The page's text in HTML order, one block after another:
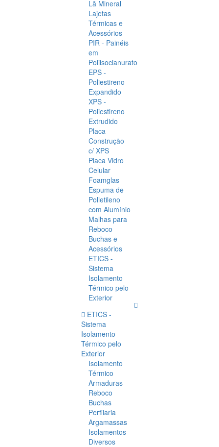
Lã Mineral
Lajetas
Térmicas e
Acessórios
PIR - Painéis
em
Poliisocianurato
EPS -
Poliestireno
Expandido
XPS -
Poliestireno
Extrudido
Placa
Construção
c/ XPS
Placa Vidro
Celular
Foamglas
Espuma de
Polietileno
com Alumínio
Malhas para
Reboco
Buchas e
Acessórios
ETICS -
Sistema
Isolamento
Térmico pelo
Exterior
ETICS -
Sistema
Isolamento
Térmico pelo
Exterior
Isolamento
Térmico
Armaduras
Reboco
Buchas
Perfilaria
Argamassas
Isolamentos
Diversos